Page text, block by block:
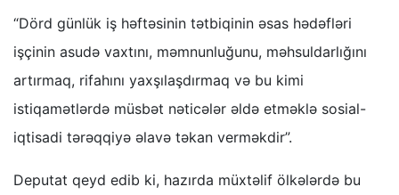
“Dörd günlük iş həftəsinin tətbiqinin əsas hədəfləri
işçinin asudə vaxtını, məmnunluğunu, məhsuldarlığını
artırmaq, rifahını yaxşılaşdırmaq və bu kimi
istiqamətlərdə müsbət nəticələr əldə etməklə sosial-
iqtisadi tərəqqiyə əlavə təkan verməkdir”.
Deputat qeyd edib ki, hazırda müxtəlif ölkələrdə bu